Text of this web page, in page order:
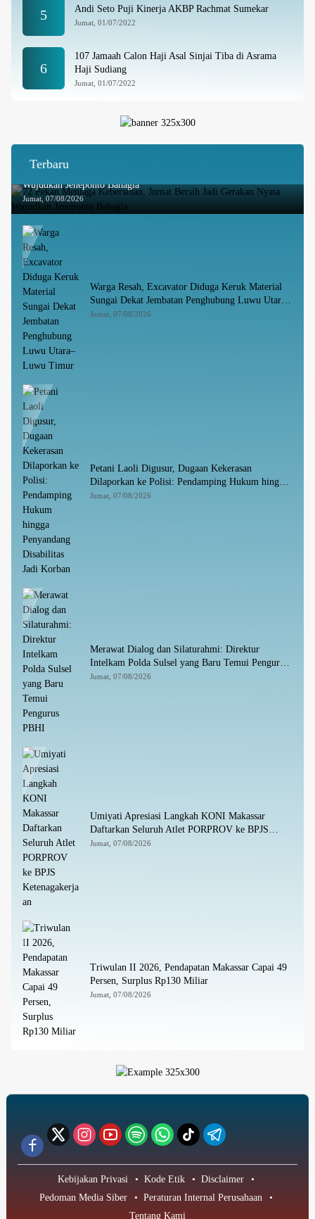
5 Andi Seto Puji Kinerja AKBP Rachmat Sumekar
Jumat, 01/07/2022
6
107 Jamaah Calon Haji Asal Sinjai Tiba di Asrama
Haji Sudiang
Jumat, 01/07/2022
Terbaru
72 Pekan Menjaga Kebersihan, Jumat Bersih Jadi Gerakan Nyata
Wujudkan Jeneponto Bahagia
Jumat, 07/08/2026
Warga Resah, Excavator Diduga Keruk Material
Sungai Dekat Jembatan Penghubung Luwu Utara–
Luwu Timur
Jumat, 07/08/2026
Petani Laoli Digusur, Dugaan Kekerasan
Dilaporkan ke Polisi: Pendamping Hukum hingga
Penyandang Disabilitas Jadi Korban
Jumat, 07/08/2026
Merawat Dialog dan Silaturahmi: Direktur
Intelkam Polda Sulsel yang Baru Temui Pengurus
PBHI
Jumat, 07/08/2026
Umiyati Apresiasi Langkah KONI Makassar
Daftarkan Seluruh Atlet PORPROV ke BPJS
Ketenagakerjaan
Jumat, 07/08/2026
Triwulan II 2026, Pendapatan Makassar Capai 49
Persen, Surplus Rp130 Miliar
Jumat, 07/08/2026
Kebijakan Privasi Kode Etik
Disclaimer
Pedoman Media Siber
Peraturan Internal Perusahaan
Tentang Kami